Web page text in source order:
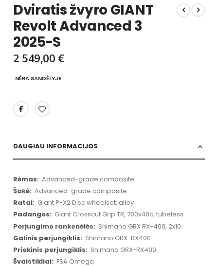
to
the
beginning
of
the
images
Dviratis žvyro GIANT
Revolt Advanced 3
2025-S
2 549,00 €
NĖRA SANDĖLYJE
DAUGIAU INFORMACIJOS
Daugiau
informacijos
Advanced-grade composite
Advanced-grade composite
Giant P-X2 Disc wheelset, alloy
Giant Crosscut Grip TR, 700x40c, tubeless
Shimano GRX RX-400, 2x10
Shimano GRX-RX400
Shimano GRX-RX400
FSA Omega